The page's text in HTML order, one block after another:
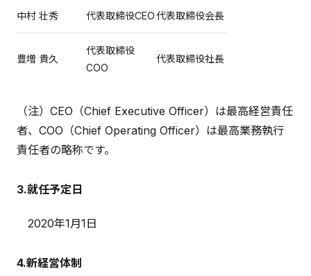
中村 壮秀 代表取締役CEO代表取締役会長
豊増 貴久
代表取締役
COO
代表取締役社長
（注）CEO（Chief Executive Officer）は最高経営責任
者、COO（Chief Operating Officer）は最高業務執行
責任者の略称です。
3.就任予定日
2020年1月1日
4.新経営体制